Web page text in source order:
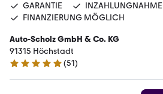
GARANTIE
INZAHLUNGNAHME
FINANZIERUNG MÖGLICH
Auto-Scholz GmbH & Co. KG
91315 Höchstadt
4.8 Sterne
(51)